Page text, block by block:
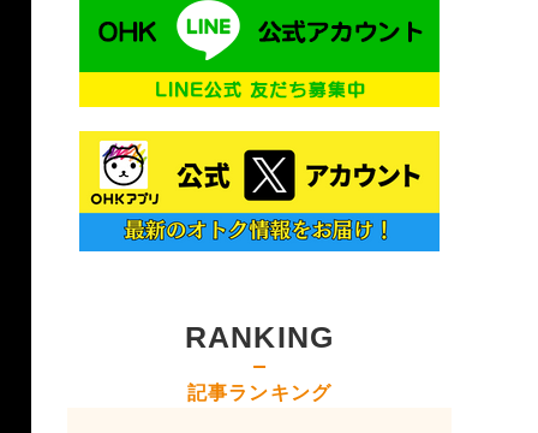
RANKING
記事ランキング